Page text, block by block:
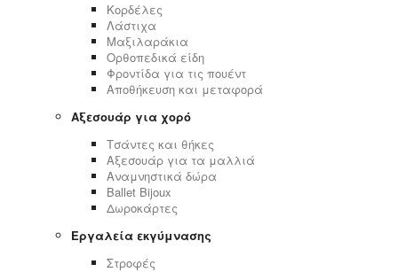
Κορδέλες
Λάστιχα
Μαξιλαράκια
Ορθοπεδικά είδη
Φροντίδα για τις πουέντ
Αποθήκευση και μεταφορά
Αξεσουάρ για χορό
Τσάντες και θήκες
Αξεσουάρ για τα μαλλιά
Αναμνηστικά δώρα
Ballet Bijoux
Δωροκάρτες
Εργαλεία εκγύμνασης
Στροφές